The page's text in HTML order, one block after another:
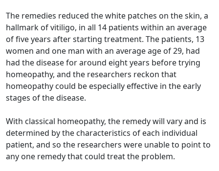
The remedies reduced the white patches on the skin, a
hallmark of vitiligo, in all 14 patients within an average
of five years after starting treatment. The patients, 13
women and one man with an average age of 29, had
had the disease for around eight years before trying
homeopathy, and the researchers reckon that
homeopathy could be especially effective in the early
stages of the disease.
With classical homeopathy, the remedy will vary and is
determined by the characteristics of each individual
patient, and so the researchers were unable to point to
any one remedy that could treat the problem.